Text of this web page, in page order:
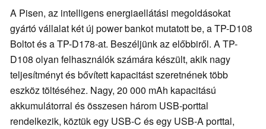
A Pisen, az intelligens energiaellátási megoldásokat
gyártó vállalat két új power bankot mutatott be, a TP-D108
Boltot és a TP-D178-at. Beszéljünk az előbbiről. A TP-
D108 olyan felhasználók számára készült, akik nagy
teljesítményt és bővített kapacitást szeretnének több
eszköz töltéséhez. Nagy, 20 000 mAh kapacitású
akkumulátorral és összesen három USB-porttal
rendelkezik, köztük egy USB-C és egy USB-A porttal,